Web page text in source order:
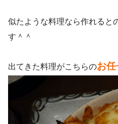
似たような料理なら作れると
す＾＾
出てきた料理がこちらのお任